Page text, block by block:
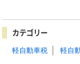
カテゴリー
軽自動車税 軽自